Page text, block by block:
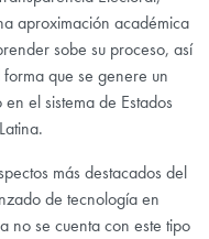
aproximación académica
sobe su proceso, así
que se genere un
el sistema de Estados
más destacados del
de tecnología en
no se cuenta con este tipo